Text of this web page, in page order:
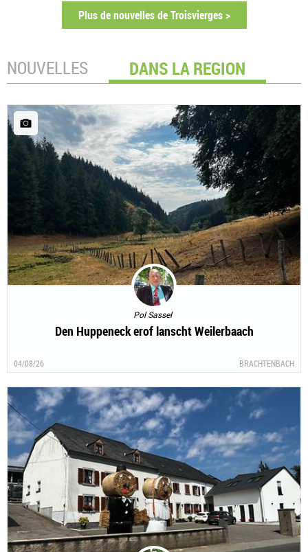
Plus de nouvelles de Troisvierges >
NOUVELLES DANS LA REGION
Pol Sassel
Den Huppeneck erof lanscht Weilerbaach
04/08/26 BRACHTENBACH